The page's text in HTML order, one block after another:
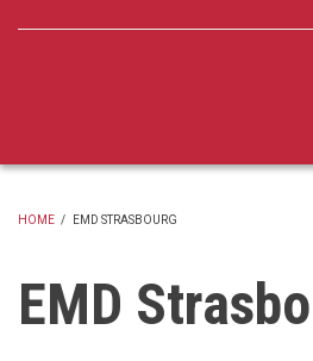
HOME / EMD STRASBOURG
EMD